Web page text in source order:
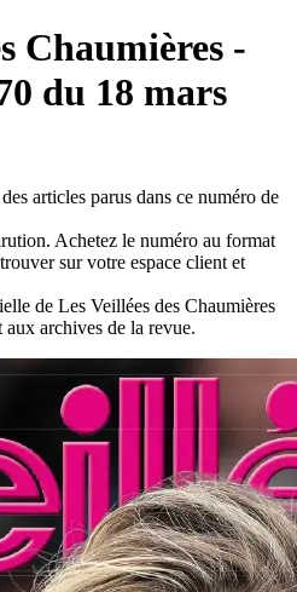
Chaumières -
du 18 mars
articles parus dans ce numéro de
Achetez le numéro au format
sur votre espace client et
de Les Veillées des Chaumières
aux archives de la revue.